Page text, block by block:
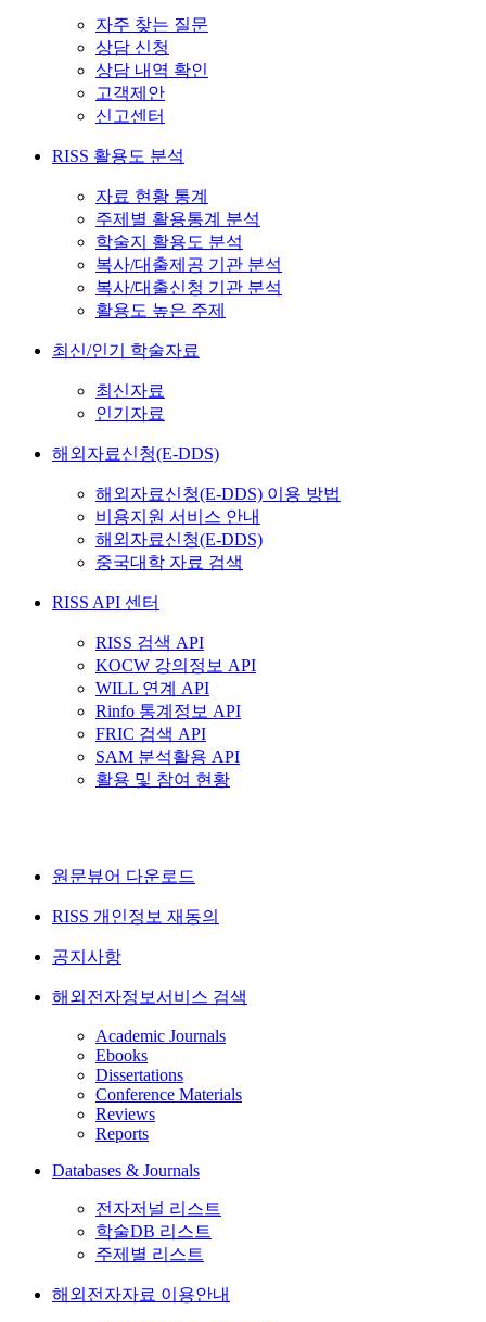
자주 찾는 질문
상담 신청
상담 내역 확인
고객제안
신고센터
RISS 활용도 분석
자료 현황 통계
주제별 활용통계 분석
학술지 활용도 분석
복사/대출제공 기관 분석
복사/대출신청 기관 분석
활용도 높은 주제
최신/인기 학술자료
최신자료
인기자료
해외자료신청(E-DDS)
해외자료신청(E-DDS) 이용 방법
비용지원 서비스 안내
해외자료신청(E-DDS)
중국대학 자료 검색
RISS API 센터
RISS 검색 API
KOCW 강의정보 API
WILL 연계 API
Rinfo 통계정보 API
FRIC 검색 API
SAM 분석활용 API
활용 및 참여 현황
원문뷰어 다운로드
RISS 개인정보 재동의
공지사항
해외전자정보서비스 검색
Academic Journals
Ebooks
Dissertations
Conference Materials
Reviews
Reports
Databases & Journals
전자저널 리스트
학술DB 리스트
주제별 리스트
해외전자자료 이용안내